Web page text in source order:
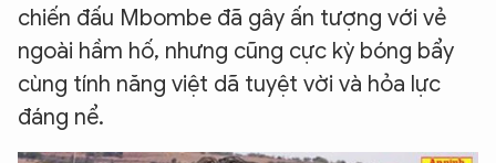
chiến đấu Mbombe đã gây ấn tượng với vẻ
ngoài hầm hố, nhưng cũng cực kỳ bóng bẩy
cùng tính năng việt dã tuyệt vời và hỏa lực
đáng nể.